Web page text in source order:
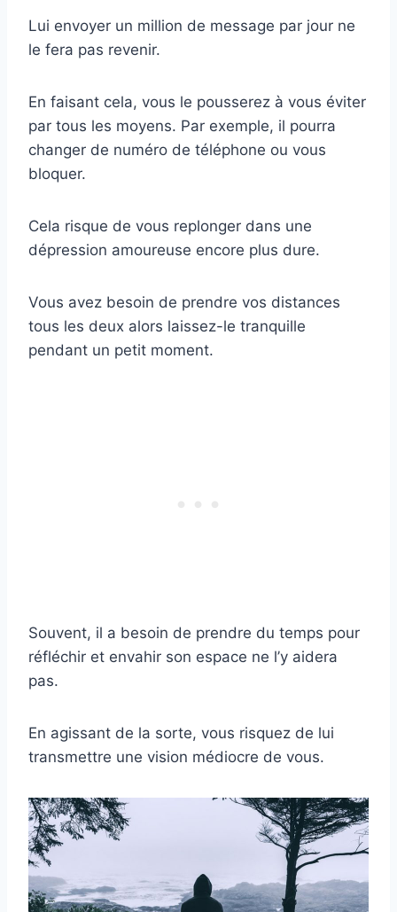
Lui envoyer un million de message par jour ne
le fera pas revenir.
En faisant cela, vous le pousserez à vous éviter
par tous les moyens. Par exemple, il pourra
changer de numéro de téléphone ou vous
bloquer.
Cela risque de vous replonger dans une
dépression amoureuse encore plus dure.
Vous avez besoin de prendre vos distances
tous les deux alors laissez-le tranquille
pendant un petit moment.
Souvent, il a besoin de prendre du temps pour
réfléchir et envahir son espace ne l’y aidera
pas.
En agissant de la sorte, vous risquez de lui
transmettre une vision médiocre de vous.